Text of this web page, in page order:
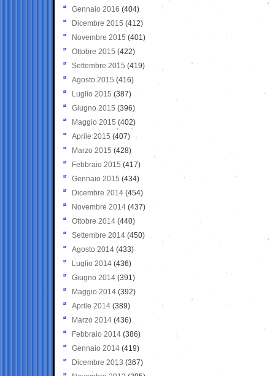
Gennaio 2016 (404)
Dicembre 2015 (412)
Novembre 2015 (401)
Ottobre 2015 (422)
Settembre 2015 (419)
Agosto 2015 (416)
Luglio 2015 (387)
Giugno 2015 (396)
Maggio 2015 (402)
Aprile 2015 (407)
Marzo 2015 (428)
Febbraio 2015 (417)
Gennaio 2015 (434)
Dicembre 2014 (454)
Novembre 2014 (437)
Ottobre 2014 (440)
Settembre 2014 (450)
Agosto 2014 (433)
Luglio 2014 (436)
Giugno 2014 (391)
Maggio 2014 (392)
Aprile 2014 (389)
Marzo 2014 (436)
Febbraio 2014 (386)
Gennaio 2014 (419)
Dicembre 2013 (367)